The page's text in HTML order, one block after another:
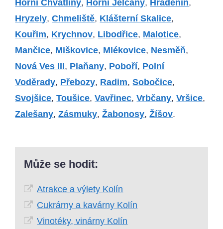
Horní Chvatliny, Horní Jelčany, Hradenín,
Hryzely,Chmeliště, Klášterní Skalice,
Kouřim, Krychnov, Libodřice, Malotice,
Mančice, Miškovice, Mlékovice, Nesměň,
Nová Ves III, Plaňany, Poboří, Polní
Voděrady, Přebozy, Radim,Sobočice,
Svojšice,Toušice,Vavřinec,Vrbčany,Vršice,
Zalešany,Zásmuky,Žabonosy,Žíšov.
Může se hodit:
Atrakce a výlety Kolín
Cukrárny a kavárny Kolín
Vinotéky, vinárny Kolín